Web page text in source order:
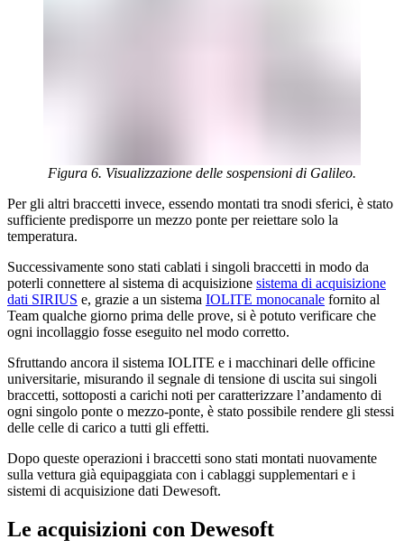
Figura 6. Visualizzazione delle sospensioni di Galileo.
Per gli altri braccetti invece, essendo montati tra snodi sferici, è stato
sufficiente predisporre un mezzo ponte per reiettare solo la
temperatura.
Successivamente sono stati cablati i singoli braccetti in modo da
poterli connettere al sistema di acquisizione sistema di acquisizione
dati SIRIUS e, grazie a un sistema IOLITE monocanale fornito al
Team qualche giorno prima delle prove, si è potuto verificare che
ogni incollaggio fosse eseguito nel modo corretto.
Sfruttando ancora il sistema IOLITE e i macchinari delle officine
universitarie, misurando il segnale di tensione di uscita sui singoli
braccetti, sottoposti a carichi noti per caratterizzare l’andamento di
ogni singolo ponte o mezzo-ponte, è stato possibile rendere gli stessi
delle celle di carico a tutti gli effetti.
Dopo queste operazioni i braccetti sono stati montati nuovamente
sulla vettura già equipaggiata con i cablaggi supplementari e i
sistemi di acquisizione dati Dewesoft.
Le acquisizioni con Dewesoft